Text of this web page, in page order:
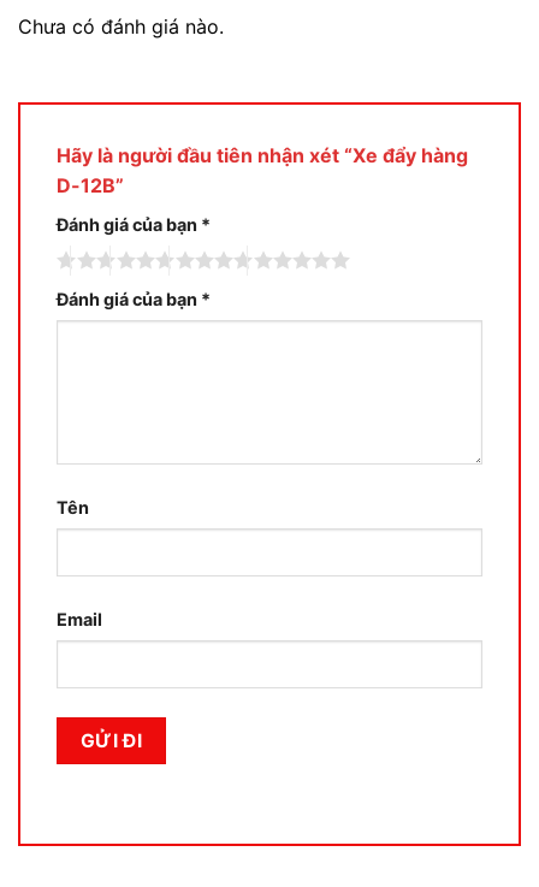
Chưa có đánh giá nào.
Hãy là người đầu tiên nhận xét “Xe đẩy hàng
D-12B”
Đánh giá của bạn *
Đánh giá của bạn *
Tên
Email